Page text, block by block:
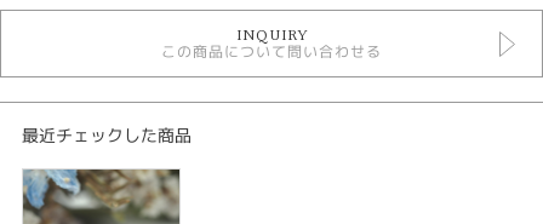
オーダーメイド婚約指輪
紹介文
デジタルジュエリー ブライダル
Lady's エンゲージリング
INQUIRY
この商品について問い合わせる
最近チェックした商品